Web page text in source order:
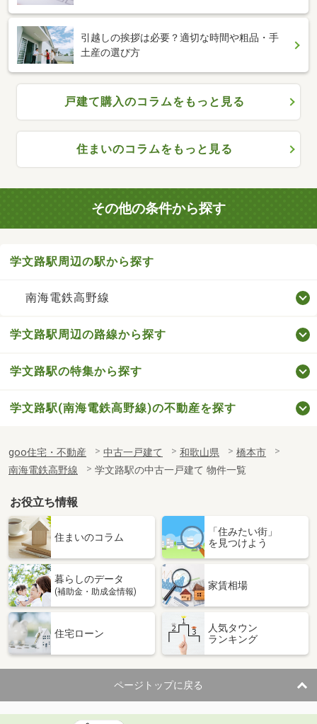
引越しの挨拶は必要？適切な時間や粗品・手
土産の選び方
戸建て購入のコラムをもっと見る
住まいのコラムをもっと見る
その他の条件から探す
学文路駅周辺の駅から探す
南海電鉄高野線
学文路駅周辺の路線から探す
学文路駅の特集から探す
学文路駅(南海電鉄高野線)の不動産を探す
goo住宅・不動産 中古一戸建て 和歌山県
橋本市
南海電鉄高野線
学文路駅の中古一戸建て 物件一覧
お役立ち情報
住まいのコラム
「住みたい街」
を見つけよう
暮らしのデータ
(補助金・助成金情報)
家賃相場
住宅ローン
人気タウン
ランキング
ページトップに戻る